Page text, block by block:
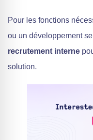
Pour les fonctions
ou un développement
recrutement interne
solution.